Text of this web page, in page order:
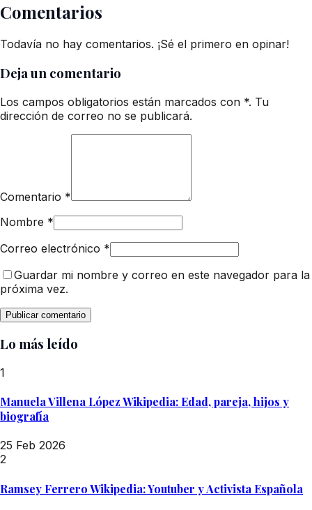
Comentarios
Todavía no hay comentarios. ¡Sé el primero en opinar!
Deja un comentario
Los campos obligatorios están marcados con *. Tu
dirección de correo no se publicará.
Comentario *
Nombre *
Correo electrónico *
Guardar mi nombre y correo en este navegador para la
próxima vez.
Lo más leído
1
Manuela Villena López Wikipedia: Edad, pareja, hijos y
biografía
25 Feb 2026
2
Ramsey Ferrero Wikipedia: Youtuber y Activista Española